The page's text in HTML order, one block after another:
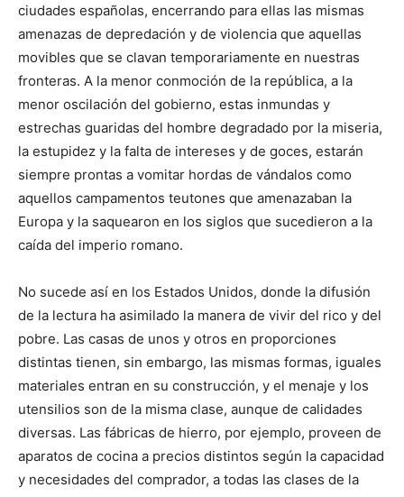
ciudades españolas, encerrando para ellas las mismas
amenazas de depredación y de violencia que aquellas
movibles que se clavan temporariamente en nuestras
fronteras. A la menor conmoción de la república, a la
menor oscilación del gobierno, estas inmundas y
estrechas guaridas del hombre degradado por la miseria,
la estupidez y la falta de intereses y de goces, estarán
siempre prontas a vomitar hordas de vándalos como
aquellos campamentos teutones que amenazaban la
Europa y la saquearon en los siglos que sucedieron a la
caída del imperio romano.
No sucede así en los Estados Unidos, donde la difusión
de la lectura ha asimilado la manera de vivir del rico y del
pobre. Las casas de unos y otros en proporciones
distintas tienen, sin embargo, las mismas formas, iguales
materiales entran en su construcción, y el menaje y los
utensilios son de la misma clase, aunque de calidades
diversas. Las fábricas de hierro, por ejemplo, proveen de
aparatos de cocina a precios distintos según la capacidad
y necesidades del comprador, a todas las clases de la